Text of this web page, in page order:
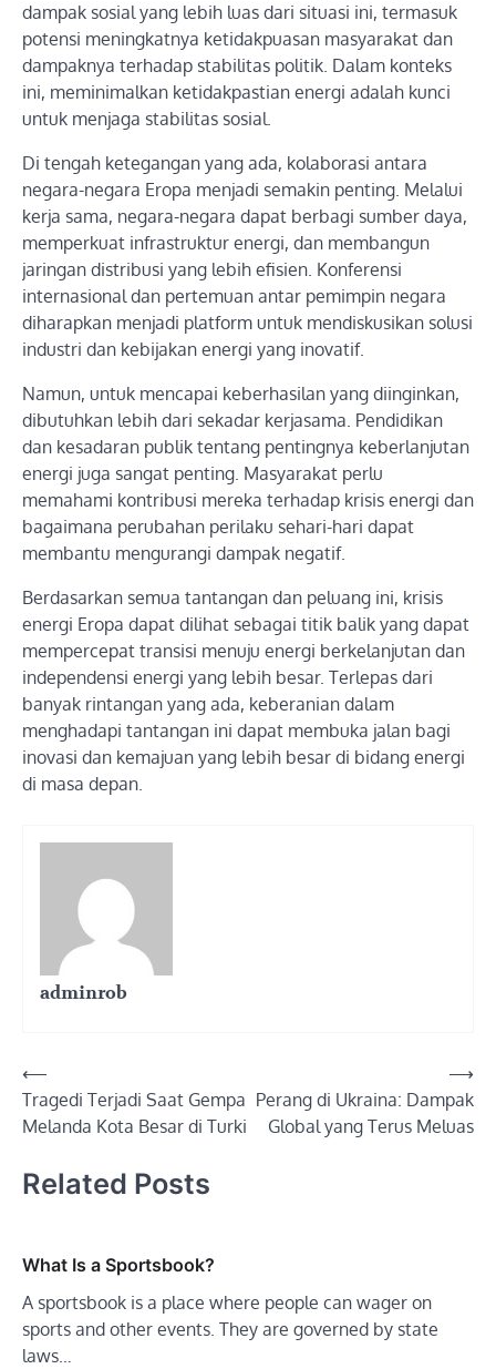
dampak sosial yang lebih luas dari situasi ini, termasuk
potensi meningkatnya ketidakpuasan masyarakat dan
dampaknya terhadap stabilitas politik. Dalam konteks
ini, meminimalkan ketidakpastian energi adalah kunci
untuk menjaga stabilitas sosial.
Di tengah ketegangan yang ada, kolaborasi antara
negara-negara Eropa menjadi semakin penting. Melalui
kerja sama, negara-negara dapat berbagi sumber daya,
memperkuat infrastruktur energi, dan membangun
jaringan distribusi yang lebih efisien. Konferensi
internasional dan pertemuan antar pemimpin negara
diharapkan menjadi platform untuk mendiskusikan solusi
industri dan kebijakan energi yang inovatif.
Namun, untuk mencapai keberhasilan yang diinginkan,
dibutuhkan lebih dari sekadar kerjasama. Pendidikan
dan kesadaran publik tentang pentingnya keberlanjutan
energi juga sangat penting. Masyarakat perlu
memahami kontribusi mereka terhadap krisis energi dan
bagaimana perubahan perilaku sehari-hari dapat
membantu mengurangi dampak negatif.
Berdasarkan semua tantangan dan peluang ini, krisis
energi Eropa dapat dilihat sebagai titik balik yang dapat
mempercepat transisi menuju energi berkelanjutan dan
independensi energi yang lebih besar. Terlepas dari
banyak rintangan yang ada, keberanian dalam
menghadapi tantangan ini dapat membuka jalan bagi
inovasi dan kemajuan yang lebih besar di bidang energi
di masa depan.
adminrob
Post
navigation
⟵
Tragedi Terjadi Saat Gempa
Melanda Kota Besar di Turki
Perang di Ukraina: Dampak
Global yang Terus Meluas
⟶
Related Posts
What Is a Sportsbook?
A sportsbook is a place where people can wager on
sports and other events. They are governed by state
laws…